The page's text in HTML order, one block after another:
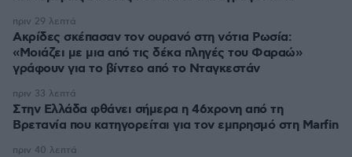
Ακρίδες σκέπασαν τον ουρανό στη νότια Ρωσία:
«Μοιάζει με μια από τις δέκα πληγές του Φαραώ»
γράφουν για το βίντεο από το Νταγκεστάν
πριν 29 λεπτά
Στην Ελλάδα φθάνει σήμερα η 46χρονη από τη
Βρετανία που κατηγορείται για τον εμπρησμό στη Marfin
πριν 33 λεπτά
πριν 40 λεπτά